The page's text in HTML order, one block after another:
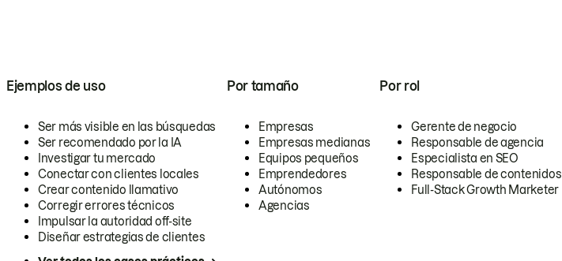
Ejemplos de uso
Ser más visible en las búsquedas
Ser recomendado por la IA
Investigar tu mercado
Conectar con clientes locales
Crear contenido llamativo
Corregir errores técnicos
Impulsar la autoridad off-site
Diseñar estrategias de clientes
Por tamaño
Empresas
Empresas medianas
Equipos pequeños
Emprendedores
Autónomos
Agencias
Por rol
Gerente de negocio
Responsable de agencia
Especialista en SEO
Responsable de contenidos
Full-Stack Growth Marketer